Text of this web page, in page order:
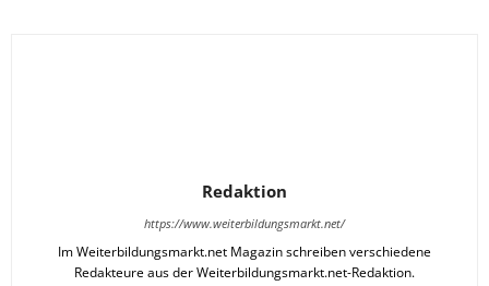
Redaktion
https://www.weiterbildungsmarkt.net/
Im Weiterbildungsmarkt.net Magazin schreiben verschiedene
Redakteure aus der Weiterbildungsmarkt.net-Redaktion.